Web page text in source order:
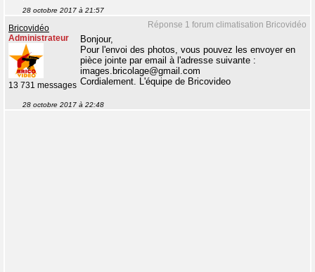
28 octobre 2017 à 21:57
Réponse 1 forum climatisation Bricovidéo
Bricovidéo
Administrateur
13 731 messages
Bonjour,
Pour l'envoi des photos, vous pouvez les envoyer en
pièce jointe par email à l'adresse suivante :
images.bricolage@gmail.com
Cordialement. L'équipe de Bricovideo
28 octobre 2017 à 22:48